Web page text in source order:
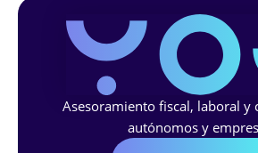
Asesoramiento fiscal, laboral y
autónomos y